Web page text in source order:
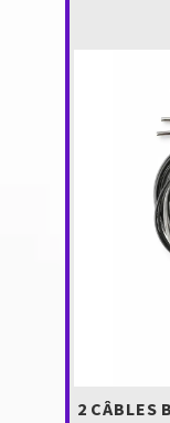
2 CÂBLES